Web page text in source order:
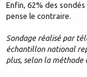
Enfin, 62% des
pense le contraire.
Sondage réalisé par
échantillon national
plus, selon la méthode